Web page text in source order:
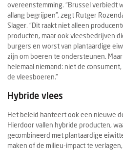
overeenstemming. “Brussel verbiedt
allang begrijpen”, zegt Rutger
Slager. “Dit raakt niet alleen
producten, maar ook vleesbedrijven
burgers en worst van plantaardige
zijn om boeren te ondersteunen.
helemaal niemand: niet de
de vleesboeren.”
Hybride vlees
Het beleid hanteert ook een nieuwe
Hierdoor vallen hybride producten,
gecombineerd met plantaardige
maken of de milieu-impact te